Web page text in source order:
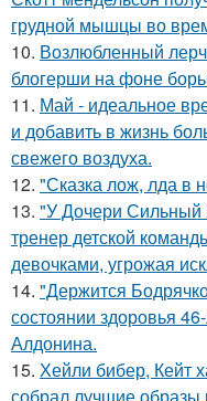
грудной мышцы во
10. Возлюбленный
блогерши на фоне
11. Май - идеальное
и добавить в жизнь
свежего воздуха.
12. "Сказка лож, лда в
13. "У Дочери Сильный
тренер детской
девочками, угрожая
14. "Держится
состоянии здоровья
Алдонина.
15. Хейли бибер, Кейт